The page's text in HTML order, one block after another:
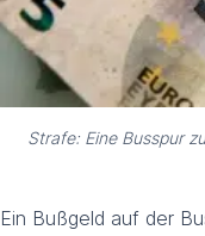
Strafe: Eine Busspur
Ein Bußgeld auf der